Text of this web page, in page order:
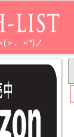
(＞。＜*)ノ